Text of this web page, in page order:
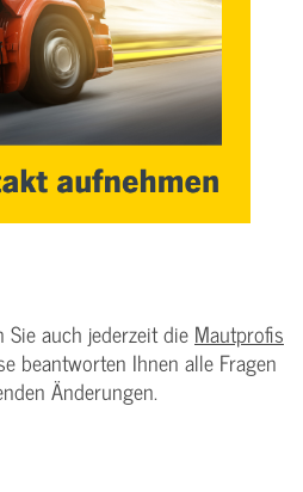
auch jederzeit die Mautprofis
beantworten Ihnen alle Fragen
Änderungen.